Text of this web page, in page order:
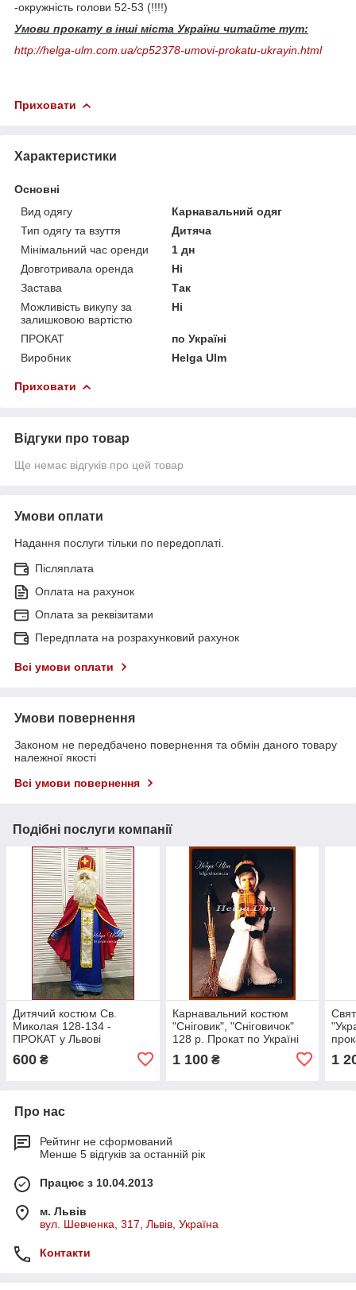
-окружність голови 52-53 (!!!!)
Умови прокату в інші міста України читайте тут:
http://helga-ulm.com.ua/cp52378-umovi-prokatu-ukrayin.html
Приховати
Характеристики
Основні
Вид одягу
Карнавальний одяг
Тип одягу та взуття
Дитяча
Мінімальний час оренди
1 дн
Довготривала оренда
Ні
Застава
Так
Можливість викупу за
залишковою вартістю
Ні
ПРОКАТ
по Україні
Виробник
Helga Ulm
Приховати
Відгуки про товар
Ще немає відгуків про цей товар
Умови оплати
Надання послуги тільки по передоплаті.
Післяплата
Оплата на рахунок
Оплата за реквізитами
Передплата на розрахунковий рахунок
Всі умови оплати
Умови повернення
Законом не передбачено повернення та обмін даного товару
належної якості
Всі умови повернення
Подібні послуги компанії
Дитячий костюм Св.
Миколая 128-134 -
ПРОКАТ у Львові
600 ₴
Карнавальний костюм
"Сніговик", "Сніговичок"
128 р. Прокат по Україні
1 100₴ 1
Про нас
Рейтинг не сформований
Менше 5 відгуків за останній рік
Працює з 10.04.2013
м. Львів
вул. Шевченка, 317, Львів, Україна
Контакти